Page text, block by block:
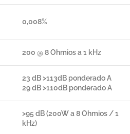
0,008%
200 @ 8 Ohmios a 1 kHz
23 dB >113dB ponderado A
29 dB >110dB ponderado A
>95 dB (200W a 8 Ohmios / 1
kHz)